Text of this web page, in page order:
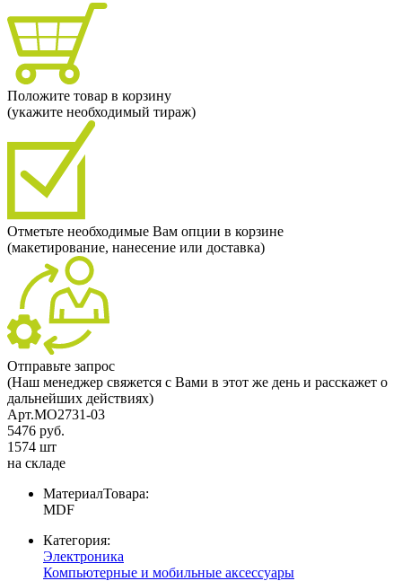
Положите товар в корзину
(укажите необходимый тираж)
Отметьте необходимые Вам опции в корзине
(макетирование, нанесение или доставка)
Отправьте запрос
(Наш менеджер свяжется с Вами в этот же день и расскажет о
дальнейших действиях)
Арт.MO2731-03
5476 руб.
1574 шт
на складе
МатериалТовара:
MDF
Категория:
Электроника
Компьютерные и мобильные аксессуары